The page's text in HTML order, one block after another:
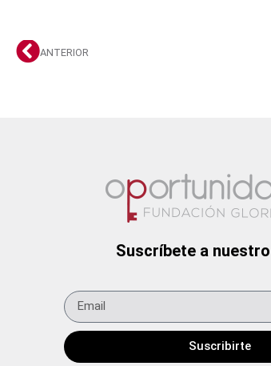
ANTERIOR
Suscríbete a
Suscribirte